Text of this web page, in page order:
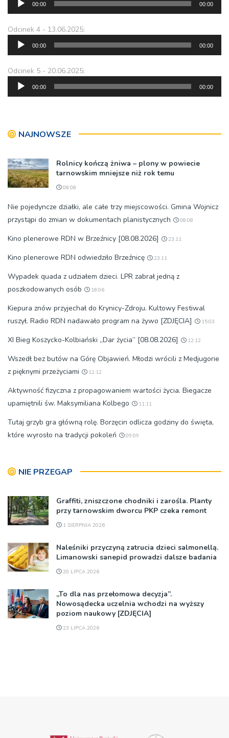
dźwiękowych
00:00 00:00
Odcinek 4 - 13.06.2025:
dźwiękowych
00:00 00:00
Odcinek 5 - 20.06.2025:
dźwiękowych
00:00 00:00
NAJNOWSZE
Rolnicy kończą żniwa – plony w powiecie
tarnowskim mniejsze niż rok temu
08:08
Nie pojedyncze działki, ale całe trzy miejscowości. Gmina Wojnicz
przystąpi do zmian w dokumentach planistycznych
08:08
Kino plenerowe RDN w Brzeźnicy [08.08.2026] 23:11
Kino plenerowe RDN odwiedziło Brzeźnicę 23:11
Wypadek quada z udziałem dzieci. LPR zabrał jedną z
poszkodowanych osób
18:06
Kiepura znów przyjechał do Krynicy-Zdroju. Kultowy Festiwal
ruszył. Radio RDN nadawało program na żywo [ZDJĘCIA]
15:03
XI Bieg Koszycko-Kolbiański „Dar życia” [08.08.2026] 12:12
Wszedł bez butów na Górę Objawień. Młodzi wrócili z Medjugorie
z pięknymi przeżyciami
12:12
Aktywność fizyczna z propagowaniem wartości życia. Biegacze
upamiętnili św. Maksymiliana Kolbego
11:11
Tutaj grzyb gra główną rolę. Borzęcin odlicza godziny do święta,
które wyrosło na tradycji pokoleń
09:09
NIE PRZEGAP
Graffiti, zniszczone chodniki i zarośla. Planty
przy tarnowskim dworcu PKP czeka remont
1 SIERPNIA 2026
Naleśniki przyczyną zatrucia dzieci salmonellą.
Limanowski sanepid prowadzi dalsze badania
20 LIPCA 2026
„To dla nas przełomowa decyzja”.
Nowosądecka uczelnia wchodzi na wyższy
poziom naukowy [ZDJĘCIA]
23 LIPCA 2026